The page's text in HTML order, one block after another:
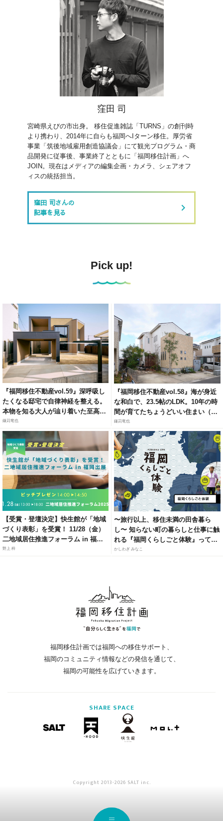
窪田 司
宮崎県えびの市出身。 移住促進雑誌「TURNS」の創刊時
より携わり、2014年に自らも福岡へIターン移住。厚労省
事業「筑後地域雇用創造協議会」にて観光プログラム・商
品開発に従事後、事業終了とともに「福岡移住計画」へ
JOIN。現在はメディアの編集企画・カメラ、シェアオフ
ィスの統括担当。
窪田 司さんの
記事を見る
keyboard_arrow_right
Pick up!
『福岡移住不動産vol.59』深呼吸し
たくなる邸宅で自律神経を整える。
本物を知る大人が辿り着いた至高の
リトリート（福岡市城南区梅林）
鎌苅竜也
『福岡移住不動産vol.58』海が身近
な和白で、23.5帖のLDK。10年の時
間が育てたちょうどいい住まい（福
岡市東区和白6）
鎌苅竜也
【受賞・登壇決定】快生館が「地域
づくり表彰」を受賞！ 11/28（金）
二地域居住推進フォーラム in 福岡
にて、官民連携モデルによる「居・
野上 梓
〜旅行以上、移住未満の田舎暮ら
し〜 知らない町の暮らしと仕事に触
れる『福岡くらしごと体験』って知
ってる？
かしわぎ みなこ
福岡移住計画では福岡への移住サポート、
福岡のコミュニティ情報などの発信を通じて、
福岡の可能性を広げていきます。
SHARE SPACE
Copyright 2013-2026 SALT inc.